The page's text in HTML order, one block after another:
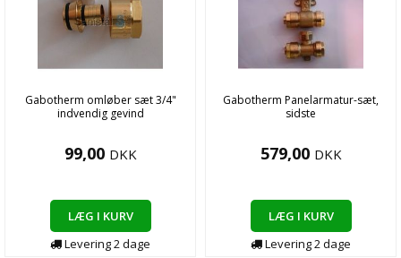
Gabotherm omløber sæt 3/4"
indvendig gevind
99,00 DKK
LÆG I KURV
Levering2dage
Gabotherm Panelarmatur-sæt,
sidste
579,00 DKK
LÆG I KURV
Levering2dage